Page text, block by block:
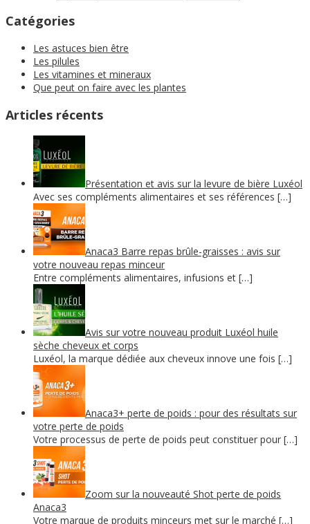
Catégories
Les astuces bien être
Les pilules
Les vitamines et mineraux
Que peut on faire avec les plantes
Articles récents
Présentation et avis sur la levure de bière Luxéol
Avec ses compléments alimentaires et ses références […]
Anaca3 Barre repas brûle-graisses : avis sur
votre nouveau repas minceur
Entre compléments alimentaires, infusions et […]
Avis sur votre nouveau produit Luxéol huile
sèche cheveux et corps
Luxéol, la marque dédiée aux cheveux innove une fois […]
Anaca3+ perte de poids : pour des résultats sur
votre perte de poids
Votre processus de perte de poids peut constituer pour […]
Zoom sur la nouveauté Shot perte de poids
Anaca3
Votre marque de produits minceurs met sur le marché […]